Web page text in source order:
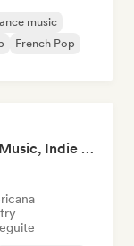
music
French Pop
Pop Machine Mode 🤖 AI Music, Indie Pop & Dream Pop